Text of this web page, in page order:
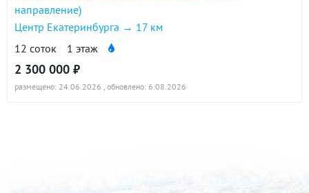
направление)
Центр Екатеринбурга → 17 км
12 соток
1 этаж
2 300 000 ₽
размещено: 24.06.2026 , обновлено: 6.08.2026